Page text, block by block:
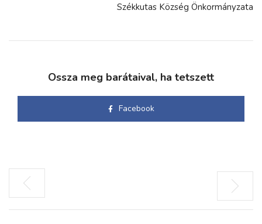
Székkutas Község Önkormányzata
Ossza meg barátaival, ha tetszett
Facebook